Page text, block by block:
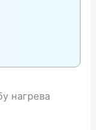
нагрева